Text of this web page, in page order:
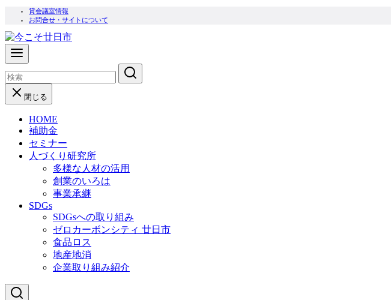
テ
ン
ツ
へ
移
動
貸会議室情報
お問合せ・サイトについて
閉じる
HOME
補助金
セミナー
人づくり研究所
多様な人材の活用
創業のいろは
事業承継
SDGs
SDGsへの取り組み
ゼロカーボンシティ 廿日市
食品ロス
地産地消
企業取り組み紹介